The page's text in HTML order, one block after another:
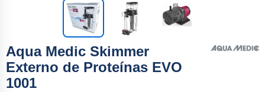
Aqua Medic Skimmer
Externo de Proteínas EVO
1001